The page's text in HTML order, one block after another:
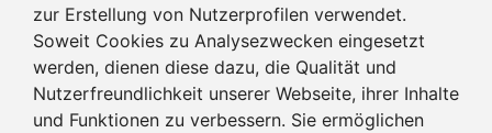
zur Erstellung von Nutzerprofilen verwendet.
Soweit Cookies zu Analysezwecken eingesetzt
werden, dienen diese dazu, die Qualität und
Nutzerfreundlichkeit unserer Webseite, ihrer Inhalte
und Funktionen zu verbessern. Sie ermöglichen